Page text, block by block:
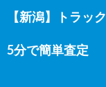
【新潟】トラッ
5分で簡単査定
ン
テ